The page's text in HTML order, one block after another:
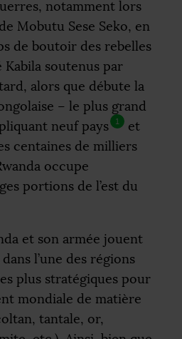
notamment lors
Mobutu Sese Seko, en
de boutoir des rebelles
soutenus par
alors que débute la
– le plus grand
neuf pays
1
et
centaines de milliers
occupe
portions de l’est du
et son armée jouent
l’une des régions
plus stratégiques pour
mondiale de matière
tantale, or,